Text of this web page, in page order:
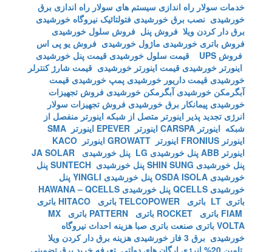
خدمات سولار راه اندازی سیستم های سولار راه اندازی برق
خورشیدی نصب برق خورشیدی فتولتائیک نیروگاه خورشیدی
برق دار کردن ویلا فروش پنل فروش سلول خورشیدی
فروش باتری خورشیدی ماژول خورشیدی فروش یو پی اس
فروش UPS
قیمت سلول خورشیدی قیمت پنل خورشیدی
اینورتر خورشیدی قیمت اینورتر خورشیدی قیمت شارژ کنترلر
خورشیدی قیمت داریور خورشیدی پمپ خورشیدی قیمت
آبگرمکن خورشیدی آبگرمکن خورشیدی فروش تجهیزات
خورشیدی پیمانکار برق خورشیدی فروش تجهیزات سولار
انرژی تجدید پذیر اینورتر متصل از شبکه اینورتر منفصل از
شبکه اینورتر CARSPA اینورتر EPEVER
اینورتر SMA
اینورتر FRONIUS
اینورتر GROWATT
اینورتر KACO
اینورتر ABB
پنل خورشیدی LG
پنل خورشیدی JA SOLAR
پنل خورشیدی SHIN SUNG
پنل خورشیدی SUNTECH
پنل
خورشیدی OSDA ISOLA
پنل خورشیدی YINGLI
پنل
خورشیدی QCELLS
پنل خورشیدی HAWANA – QCELLS
باتری LT
باتری TELCOPOWER باتری HITACO
باتری
باتری ROCKET باتری PATTERN
باتری MX
VOLTA باتری صنعت باتری صبا هزینه احداث نیروگاه
خورشیدی برق 3 فاز خورشیدی
هزینه برق دار کردن ویلا
تامین 20% انرژی ارگان های دولتی
تعرفه خرید برق تضمینی